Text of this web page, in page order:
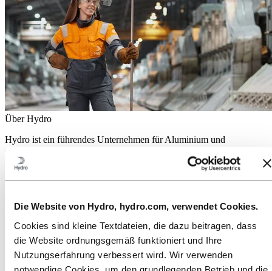
Die Website von Hydro, hydro.com, verwendet Cookies.
Cookies sind kleine Textdateien, die dazu beitragen, dass
die Website ordnungsgemäß funktioniert und Ihre
Nutzungserfahrung verbessert wird. Wir verwenden
Über Hydro
Hydro ist ein führendes Unternehmen für Aluminium und
erneuerbare Energien, das Unternehmen und Partnerschaften für
eine nachhaltigere Zukunft aufbaut. Wir beschäftigen
32.000 Mitarbeiter an mehr als 140 Standorten in 40 Ländern.
Produkte
Branchen, in denen wir tätig sind
Über Aluminium
Innovationen, Forschung und Entwicklung
ALUMINIUM 2026
Zu:Energy